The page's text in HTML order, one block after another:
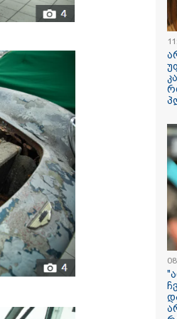
თბილისი -
11:36 / 08-08-2026
საქართველოში
ადამიანი
პირს ამ